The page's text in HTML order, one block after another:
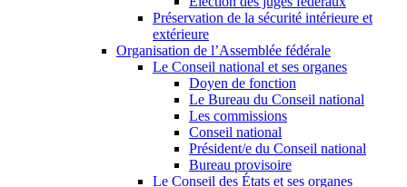
Préservation de la sécurité intérieure et
extérieure
Organisation de l’Assemblée fédérale
Le Conseil national et ses organes
Doyen de fonction
Le Bureau du Conseil national
Les commissions
Conseil national
Président/e du Conseil national
Bureau provisoire
Le Conseil des États et ses organes